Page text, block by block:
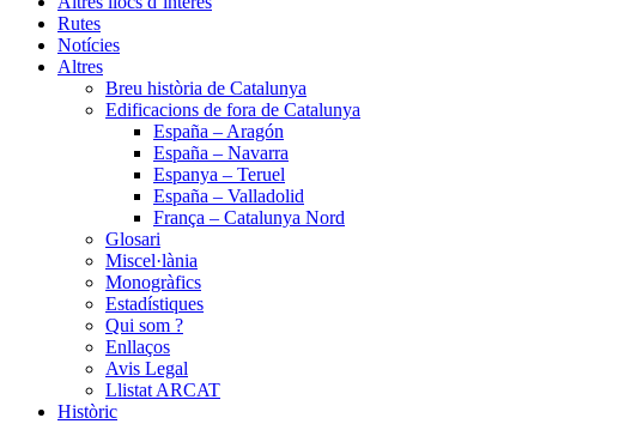
Rutes
Notícies
Altres
Breu història de Catalunya
Edificacions de fora de Catalunya
España – Aragón
España – Navarra
Espanya – Teruel
España – Valladolid
França – Catalunya Nord
Glosari
Miscel·lània
Monogràfics
Estadístiques
Qui som ?
Enllaços
Avis Legal
Llistat ARCAT
Històric